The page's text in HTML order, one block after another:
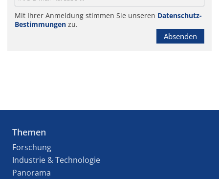
Mit Ihrer Anmeldung stimmen Sie unseren Datenschutz-
Bestimmungen zu.
Absenden
Themen
Forschung
Industrie & Technologie
Panorama